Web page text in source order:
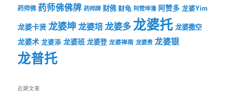
药师佛 药师佛佛牌 药师牌 财佛 财龟 阿赞坤潘 阿赞多 龙婆Yim
龙婆卡贤 龙婆坤龙婆培 龙婆多龙婆托 龙婆撒空
龙婆术 龙婆添 龙婆班 龙婆登 龙婆禅南 龙婆贵 龙婆银
龙普托
近期文章